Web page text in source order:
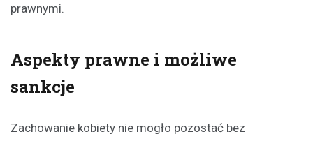
prawnymi.
Aspekty prawne i możliwe
sankcje
Zachowanie kobiety nie mogło pozostać bez